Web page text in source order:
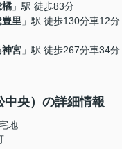
橘 」駅 徒歩83分
里 」駅 徒歩130分車12分
神宮 」駅 徒歩267分車34分
央）の詳細情報
地